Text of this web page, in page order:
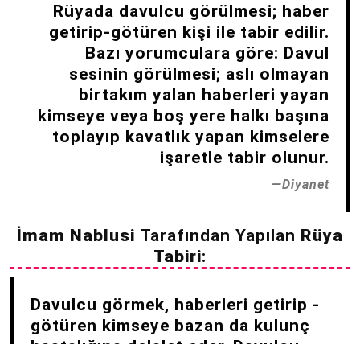
Rüyada davulcu görülmesi; haber
getirip-götüren kişi ile tabir edilir.
Bazı yorumculara göre: Davul
sesinin görülmesi; aslı olmayan
birtakım yalan haberleri yayan
kimseye veya boş yere halkı başına
toplayıp kavatlık yapan kimselere
işaretle tabir olunur.
Diyanet
İmam Nablusi Tarafından Yapılan Rüya
Tabiri:
Davulcu görmek, haberleri getirip -
götüren kimseye bazan da kulunç